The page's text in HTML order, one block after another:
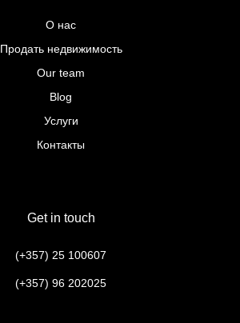
Get in touch
О нас
Продать недвижимость
Our team
Blog
Услуги
Контакты
(+357) 25 100607
(+357) 96 202025